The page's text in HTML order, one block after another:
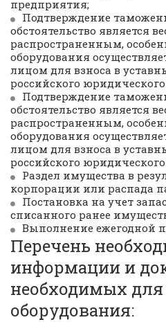
предприятия;
Подтверждение
обстоятельство является
распространенным,
оборудования
лицом для взноса в
российского
Подтверждение
обстоятельство является
распространенным,
оборудования
лицом для взноса в
российского
Раздел имущества в
корпорации или распада
Постановка на учет
списанного ранее
Выполнение ежегодной
Перечень
информации и
необходимых
оборудования: